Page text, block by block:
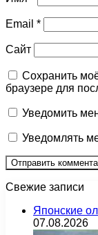
Email *
Сайт
Сохранить
браузере для
Уведомить
Уведомлять
Свежие записи
Японские
07.08.2026